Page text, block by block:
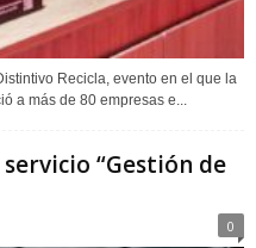
Recicla, evento en el que la
a más de 80 empresas e...
“Gestión de
0